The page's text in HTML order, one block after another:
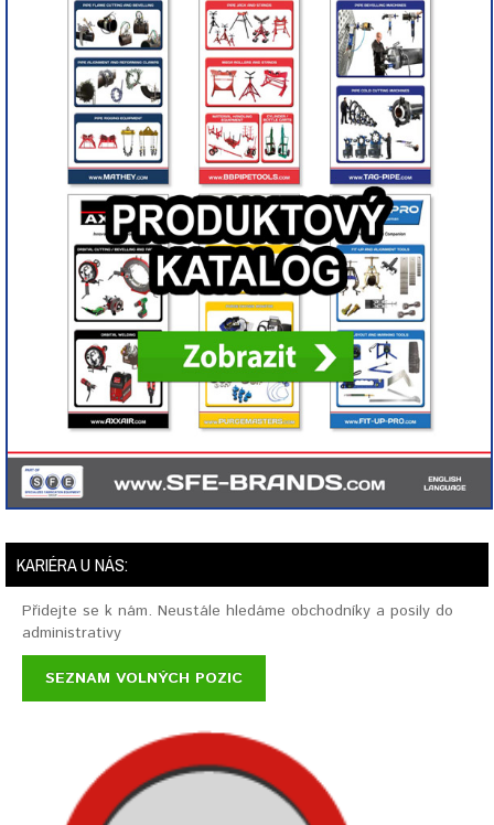
KARIÉRA U NÁS:
Přidejte se k nám. Neustále hledáme obchodníky a posily do
administrativy
SEZNAM VOLNÝCH POZIC